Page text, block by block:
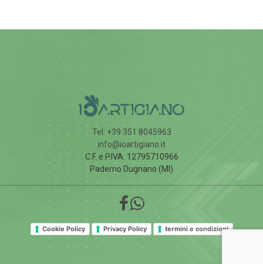
Tel: +39 351 8045963
info@ioartigiano.it
C.F. e P.IVA: 12795710966
Paderno Dugnano (MI)
Cookie Policy Privacy Policy termini e condizioni